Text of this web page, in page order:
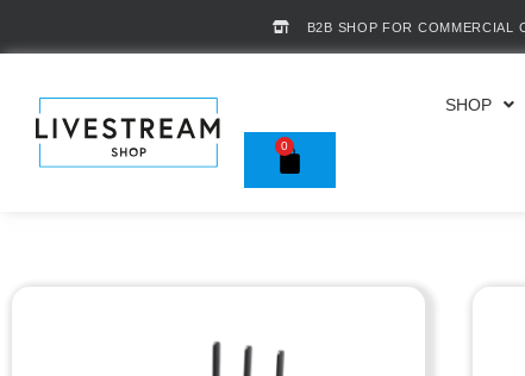
B2B SHOP FOR COMMERCIAL
SHOP
0